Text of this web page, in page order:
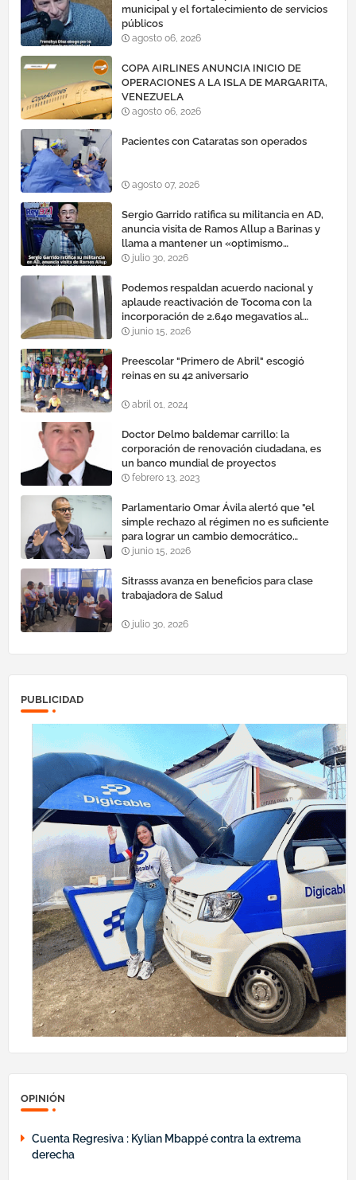
municipal y el fortalecimiento de servicios
públicos
agosto 06, 2026
COPA AIRLINES ANUNCIA INICIO DE
OPERACIONES A LA ISLA DE MARGARITA,
VENEZUELA
agosto 06, 2026
Pacientes con Cataratas son operados
agosto 07, 2026
Sergio Garrido ratifica su militancia en AD,
anuncia visita de Ramos Allup a Barinas y
llama a mantener un «optimismo
cauteloso»
julio 30, 2026
Podemos respaldan acuerdo nacional y
aplaude reactivación de Tocoma con la
incorporación de 2.640 megavatios al
sistema eléctrico nacional
junio 15, 2026
Preescolar "Primero de Abril" escogió
reinas en su 42 aniversario
abril 01, 2024
Doctor Delmo baldemar carrillo: la
corporación de renovación ciudadana, es
un banco mundial de proyectos
febrero 13, 2023
Parlamentario Omar Ávila alertó que "el
simple rechazo al régimen no es suficiente
para lograr un cambio democrático
efectivo"
junio 15, 2026
Sitrasss avanza en beneficios para clase
trabajadora de Salud
julio 30, 2026
PUBLICIDAD
OPINIÓN
Cuenta Regresiva : Kylian Mbappé contra la extrema
derecha